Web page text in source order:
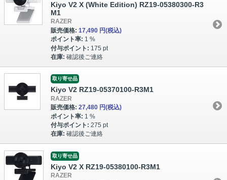
Kiyo V2 X (White Edition) RZ19-05380300-R3
M1
RAZER
販売価格: 17,490 円(税込)
ポイント率: 1 %
付与ポイント: 175 pt
在庫: 確認後ご連絡
取り寄せ品
Kiyo V2 RZ19-05370100-R3M1
RAZER
販売価格: 27,480 円(税込)
ポイント率: 1 %
付与ポイント: 275 pt
在庫: 確認後ご連絡
取り寄せ品
Kiyo V2 X RZ19-05380100-R3M1
RAZER